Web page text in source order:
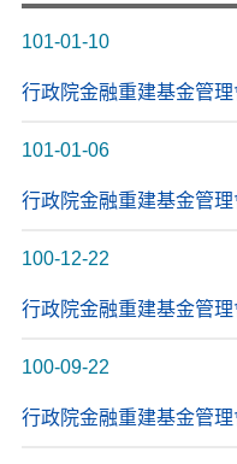
101-01-10
行政院金融重建基金管
101-01-06
行政院金融重建基金管
100-12-22
行政院金融重建基金管
100-09-22
行政院金融重建基金管